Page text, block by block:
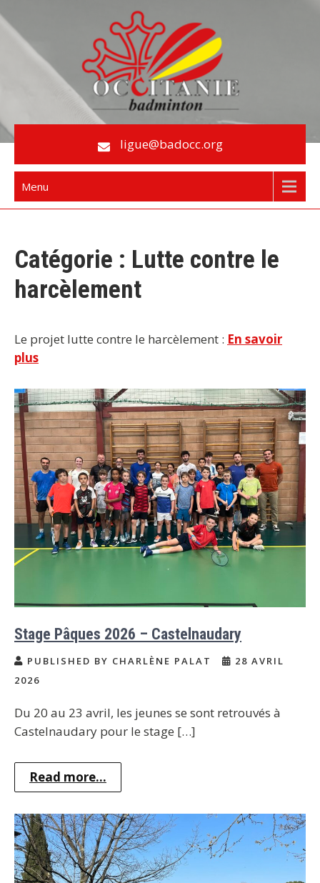
to
content
Le Badminton en Occitanie
ligue@badocc.org
Menu
Catégorie : Lutte contre le
harcèlement
Le projet lutte contre le harcèlement : En savoir
plus
Stage Pâques 2026 – Castelnaudary
PUBLISHED BY CHARLÈNE PALAT
28 AVRIL
2026
Du 20 au 23 avril, les jeunes se sont retrouvés à
Castelnaudary pour le stage […]
Read more...